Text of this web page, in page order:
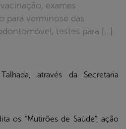
exames
para verminose das
testes para […]
alhada, através da Secretaria
os “Mutirões de Saúde”, ação